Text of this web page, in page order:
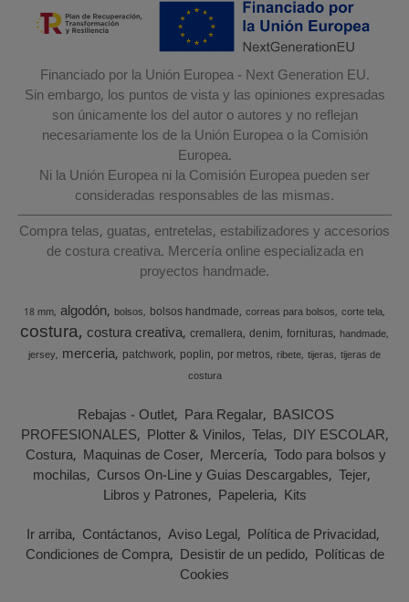
Financiado por la Unión Europea - Next Generation EU.
Sin embargo, los puntos de vista y las opiniones expresadas
son únicamente los del autor o autores y no reflejan
necesariamente los de la Unión Europea o la Comisión
Europea.
Ni la Unión Europea ni la Comisión Europea pueden ser
consideradas responsables de las mismas.
Compra telas, guatas, entretelas, estabilizadores y accesorios
de costura creativa. Mercería online especializada en
proyectos handmade.
18 mm algodón bolsos bolsos handmade correas para bolsos corte tela
costura costura creativa cremallera denim fornituras handmade
jersey merceria patchwork poplin por metros ribete tijeras tijeras de
costura
Rebajas - Outlet Para Regalar BASICOS
PROFESIONALES Plotter & Vinilos Telas DIY ESCOLAR
Costura Maquinas de Coser Mercería Todo para bolsos y
mochilas Cursos On-Line y Guias Descargables Tejer
Libros y Patrones Papeleria Kits
Ir arriba Contáctanos Aviso Legal Política de Privacidad
Condiciones de Compra Desistir de un pedido Políticas de
Cookies